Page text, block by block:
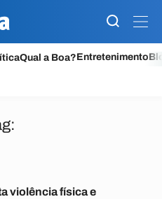
Qual a Boa?Entretenimento
violência física e